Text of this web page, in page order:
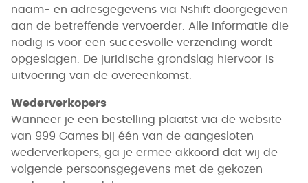
naam- en adresgegevens via Nshift doorgegeven
aan de betreffende vervoerder. Alle informatie die
nodig is voor een succesvolle verzending wordt
opgeslagen. De juridische grondslag hiervoor is
uitvoering van de overeenkomst.
Wederverkopers
Wanneer je een bestelling plaatst via de website
van 999 Games bij één van de aangesloten
wederverkopers, ga je ermee akkoord dat wij de
volgende persoonsgegevens met de gekozen